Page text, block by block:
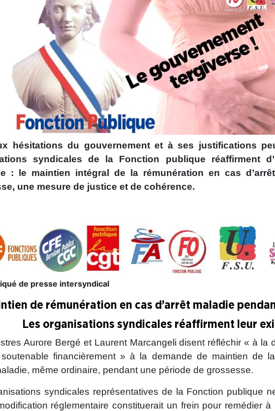
hésitations du gouvernement et à ses justifications
syndicales de la Fonction publique réaffirment
: le maintien intégral de la rémunération en cas
une mesure de justice et de cohérence.
de presse intersyndical
de rémunération en cas d’arrêt maladie
Les organisations syndicales réaffirment leur
Aurore Bergé et Laurent Marcangeli disent réfléchir « à la
financièrement » à la demande de maintien de
même ordinaire, pendant une période de grossesse.
syndicales représentatives de la Fonction publique
réglementaire constituerait un frein pour remédier